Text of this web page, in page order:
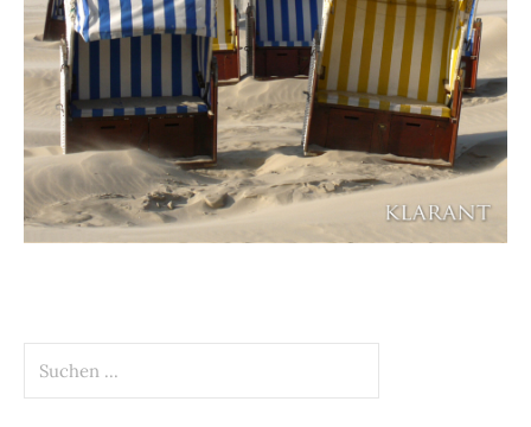
nach: